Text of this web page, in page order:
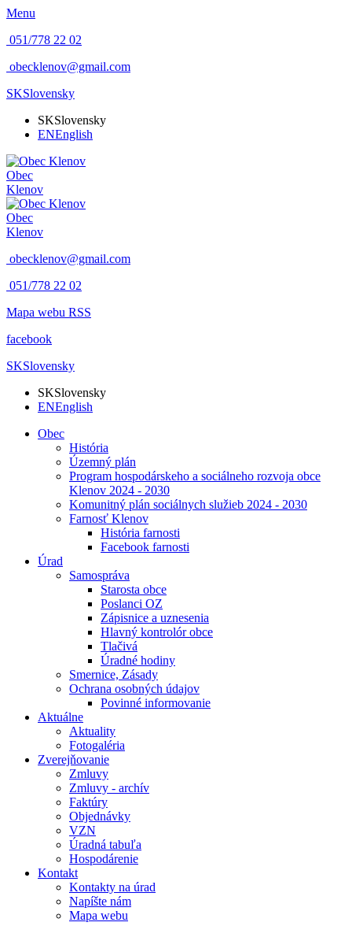
Menu
051/778 22 02
obecklenov@gmail.com
SKSlovensky
SKSlovensky
ENEnglish
Obec
Klenov
Obec
Klenov
obecklenov@gmail.com
051/778 22 02
Mapa webu RSS
facebook
SKSlovensky
SKSlovensky
ENEnglish
Obec
História
Územný plán
Program hospodárskeho a sociálneho rozvoja obce
Klenov 2024 - 2030
Komunitný plán sociálnych služieb 2024 - 2030
Farnosť Klenov
História farnosti
Facebook farnosti
Úrad
Samospráva
Starosta obce
Poslanci OZ
Zápisnice a uznesenia
Hlavný kontrolór obce
Tlačivá
Úradné hodiny
Smernice, Zásady
Ochrana osobných údajov
Povinné informovanie
Aktuálne
Aktuality
Fotogaléria
Zverejňovanie
Zmluvy
Zmluvy - archív
Faktúry
Objednávky
VZN
Úradná tabuľa
Hospodárenie
Kontakt
Kontakty na úrad
Napíšte nám
Mapa webu